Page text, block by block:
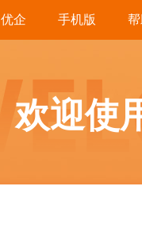
优企 手机版
欢迎使